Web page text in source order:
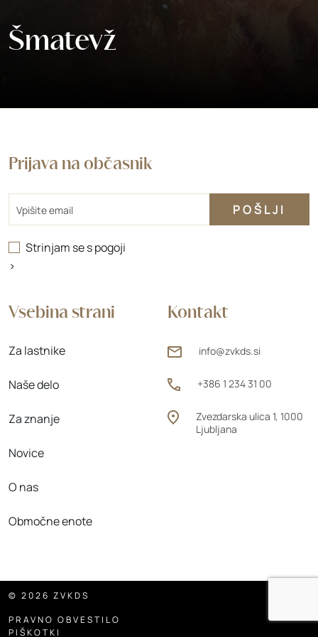
Šmatevž
Kontakt
info@zvkds.si
+386 1 234 31 00
Zvezdarska ulica 1, 1000
Ljubljana
Vsebina strani
Za lastnike
Naše delo
Za znanje
Novice
O nas
Območne enote
Prijava na občasnik
Strinjam se spogoji
>
© 2026 ZVKDS
PRAVNO OBVESTILO
PIŠKOTKI